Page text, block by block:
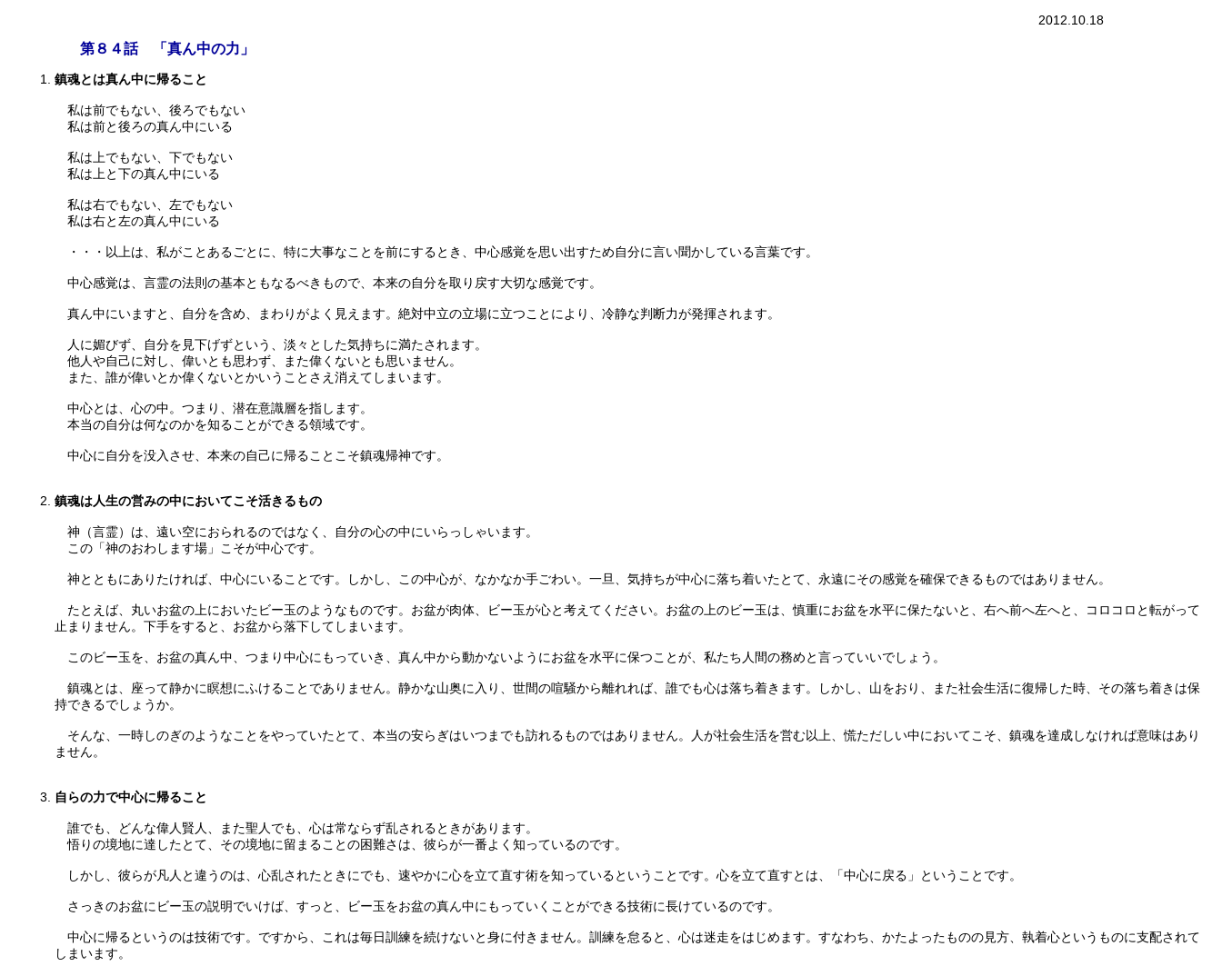
2012.10.18
第８４話 「真ん中の力」
鎮魂とは真ん中に帰ること
私は前でもない、後ろでもない
私は前と後ろの真ん中にいる
私は上でもない、下でもない
私は上と下の真ん中にいる
私は右でもない、左でもない
私は右と左の真ん中にいる
・・・以上は、私がことあるごとに、特に大事なことを前にするとき、中心感覚を思い出すため自分に言い聞かしている言葉です。
中心感覚は、言霊の法則の基本ともなるべきもので、本来の自分を取り戻す大切な感覚です。
真ん中にいますと、自分を含め、まわりがよく見えます。絶対中立の立場に立つことにより、冷静な判断力が発揮されます。
人に媚びず、自分を見下げずという、淡々とした気持ちに満たされます。
他人や自己に対し、偉いとも思わず、また偉くないとも思いません。
また、誰が偉いとか偉くないとかいうことさえ消えてしまいます。
中心とは、心の中。つまり、潜在意識層を指します。
本当の自分は何なのかを知ることができる領域です。
中心に自分を没入させ、本来の自己に帰ることこそ鎮魂帰神です。
鎮魂は人生の営みの中においてこそ活きるもの
神（言霊）は、遠い空におられるのではなく、自分の心の中にいらっしゃいます。
この「神のおわします場」こそが中心です。
神とともにありたければ、中心にいることです。しかし、この中心が、なかなか手ごわい。一旦、気持ちが中心に落ち着いたとて、永遠にその感覚を確保できるものではありません。
たとえば、丸いお盆の上においたビー玉のようなものです。お盆が肉体、ビー玉が心と考えてください。お盆の上のビー玉は、慎重にお盆を水平に保たないと、右へ前へ左へと、コロコロと転がって
止まりません。下手をすると、お盆から落下してしまいます。
このビー玉を、お盆の真ん中、つまり中心にもっていき、真ん中から動かないようにお盆を水平に保つことが、私たち人間の務めと言っていいでしょう。
鎮魂とは、座って静かに瞑想にふけることでありません。静かな山奥に入り、世間の喧騒から離れれば、誰でも心は落ち着きます。しかし、山をおり、また社会生活に復帰した時、その落ち着きは保
持できるでしょうか。
そんな、一時しのぎのようなことをやっていたとて、本当の安らぎはいつまでも訪れるものではありません。人が社会生活を営む以上、慌ただしい中においてこそ、鎮魂を達成しなければ意味はあり
ません。
自らの力で中心に帰ること
誰でも、どんな偉人賢人、また聖人でも、心は常ならず乱されるときがあります。
悟りの境地に達したとて、その境地に留まることの困難さは、彼らが一番よく知っているのです。
しかし、彼らが凡人と違うのは、心乱されたときにでも、速やかに心を立て直す術を知っているということです。心を立て直すとは、「中心に戻る」ということです。
さっきのお盆にビー玉の説明でいけば、すっと、ビー玉をお盆の真ん中にもっていくことができる技術に長けているのです。
中心に帰るというのは技術です。ですから、これは毎日訓練を続けないと身に付きません。訓練を怠ると、心は迷走をはじめます。すなわち、かたよったものの見方、執着心というものに支配されて
しまいます。